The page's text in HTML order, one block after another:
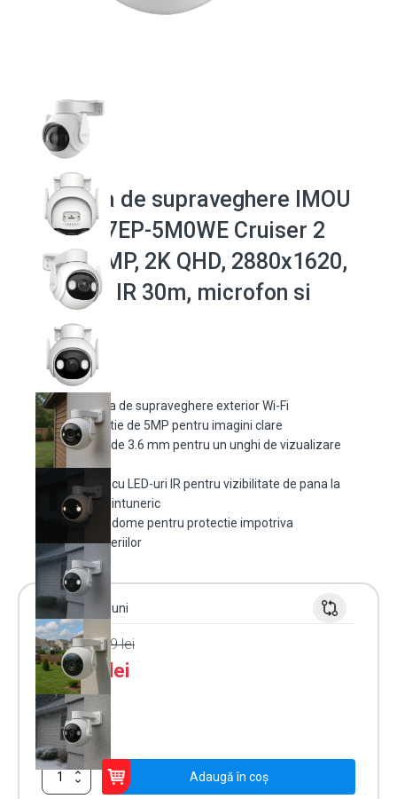
Camera de supraveghere IMOU
IPC-GS7EP-5M0WE Cruiser 2
WiFi, 5MP, 2K QHD, 2880x1620,
3.6mm, IR 30m, microfon si
difuzor
Camera de supraveghere exterior Wi-Fi
Rezolutie de 5MP pentru imagini clare
Lentila de 3.6 mm pentru un unghi de vizualizare
mare
Dotata cu LED-uri IR pentru vizibilitate de pana la
30m in intuneric
Design dome pentru protectie impotriva
intemperiilor
Garanție 24 luni
PRP:289.99lei
251.00lei
În stoc
Cantitate
Camera
Adaugă în coș